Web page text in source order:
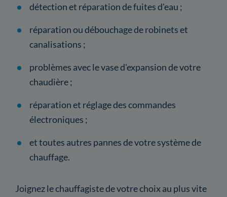
détection et réparation de fuites d'eau ;
réparation ou débouchage de robinets et
canalisations ;
problèmes avec le vase d'expansion de votre
chaudière ;
réparation et réglage des commandes
électroniques ;
et toutes autres pannes de votre système de
chauffage.
Joignez le chauffagiste de votre choix au plus vite